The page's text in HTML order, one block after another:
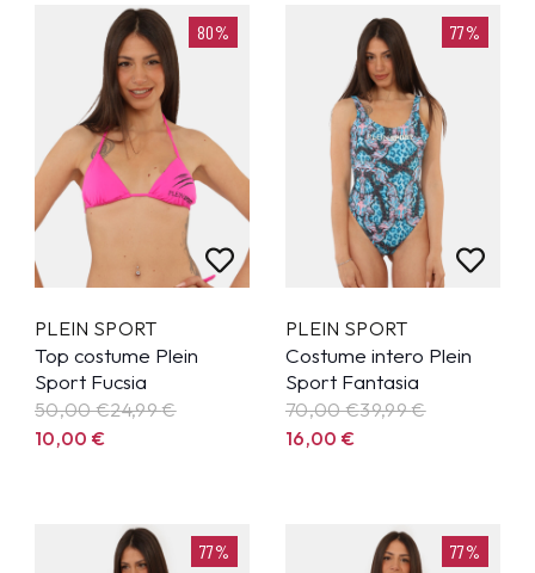
80%
PLEIN SPORT
Top costume Plein
Sport Fucsia
50,00 €24,99€
10,00€
77%
PLEIN SPORT
Costume intero Plein
Sport Fantasia
70,00 €39,99€
16,00€
77% 77%